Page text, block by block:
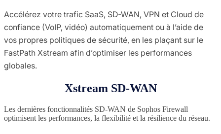
Accélérez votre trafic SaaS, SD-WAN, VPN et Cloud de
confiance (VoIP, vidéo) automatiquement ou à l’aide de
vos propres politiques de sécurité, en les plaçant sur le
FastPath Xstream afin d’optimiser les performances
globales.
Xstream SD-WAN
Les dernières fonctionnalités SD-WAN de Sophos Firewall
optimisent les performances, la flexibilité et la résilience du réseau.